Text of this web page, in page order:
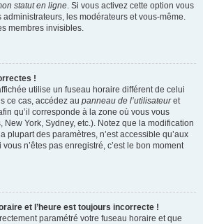
statut en ligne. Si vous activez cette option vous
les modérateurs et vous-même.
membres invisibles.
!
utilise un fuseau horaire différent de celui
ce cas, accédez au panneau de l’utilisateuret
qu’il corresponde à la zone où vous vous
New York, Sydney, etc.). Notez que la modification
plupart des paramètres, n’est accessible qu’aux
n’êtes pas enregistré, c’est le bon moment
et l’heure est toujours incorrecte !
paramétré votre fuseau horaire et que